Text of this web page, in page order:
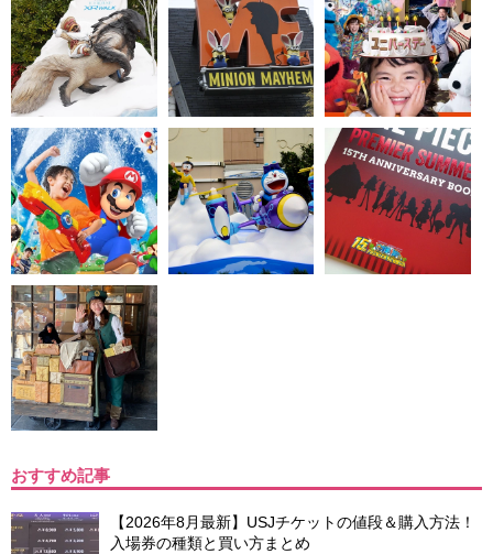
おすすめ記事
【2026年8月最新】USJチケットの値段＆購入方法！
入場券の種類と買い方まとめ